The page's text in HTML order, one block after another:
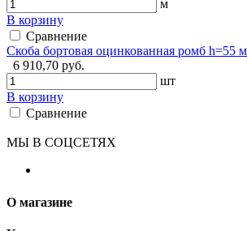
м
В корзину
Сравнение
Скоба бортовая оцинкованная ромб h=55
6 910,70 руб.
шт
В корзину
Сравнение
МЫ В СОЦСЕТЯХ
О магазине